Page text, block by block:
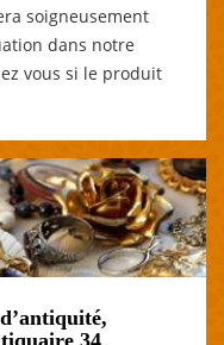
soigneusement
dans notre
vous si le produit
34